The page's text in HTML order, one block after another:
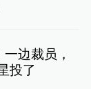
一边裁员，
投了